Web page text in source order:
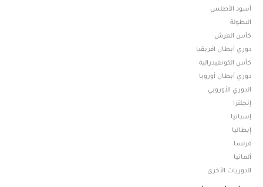
أسود الأطلس
البطولة
كأس العرش
دوري أبطال افريقيا
كأس الكونفيدرالية
دوري أبطال أوروبا
الدوري الأوروبي
إنجلترا
إسبانيا
إيطاليا
فرنسا
ألمانيا
الدوريات الأخرى